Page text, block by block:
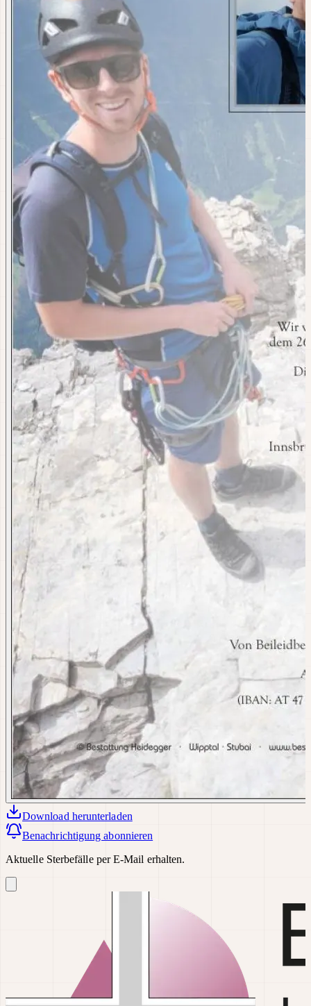
Download herunterladen
Benachrichtigung abonnieren
Aktuelle Sterbefälle per E-Mail erhalten.